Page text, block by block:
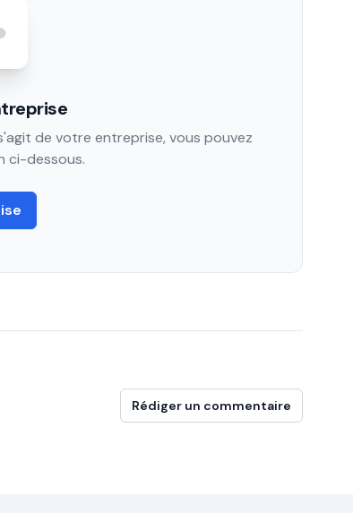
de votre entreprise, vous pouvez
ci-dessous.
Rédiger un commentaire